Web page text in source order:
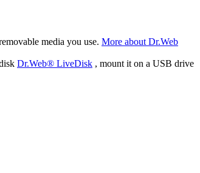
media you use. More about Dr.Web
Dr.Web® LiveDisk , mount it on a USB drive